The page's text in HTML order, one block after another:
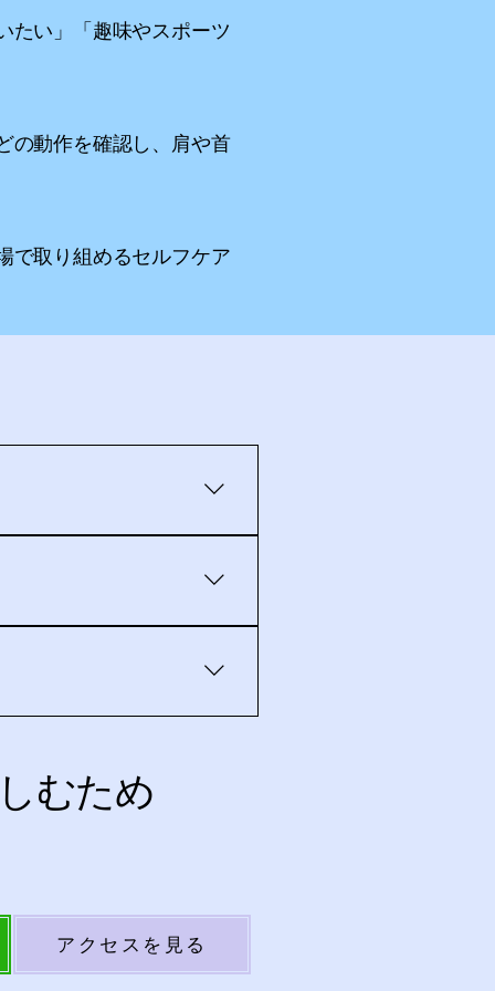
たい」「趣味やスポーツ
の動作を確認し、肩や首
で取り組めるセルフケア
認します。
むため
アクセスを見る